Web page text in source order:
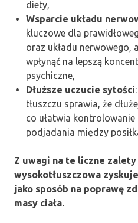
diety,
Wsparcie układu
kluczowe dla
oraz układu nerwowego,
wpłynąć na lepszą
psychiczne,
Dłuższe uczucie sytości
tłuszczu sprawia, że
co ułatwia
podjadania między
Z uwagi na te liczne
wysokotłuszczowa
jako sposób na poprawę
masy ciała.